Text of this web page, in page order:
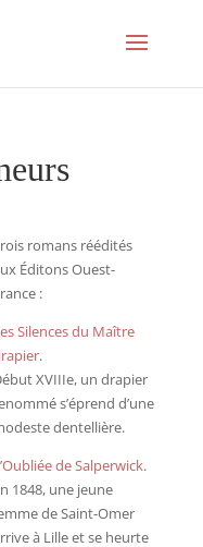
romans réédités
Éditons Ouest-
:
Silences du Maître
.
XVIIIe, un drapier
s’éprend d’une
dentellière.
de Salperwick.
1848, une jeune
de Saint-Omer
à Lille et se heurte